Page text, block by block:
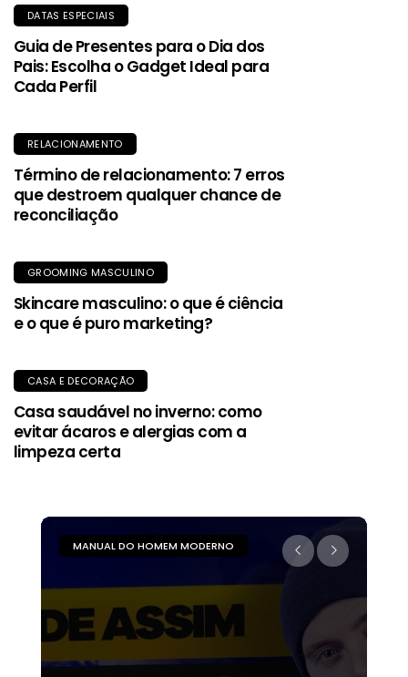
DATAS ESPECIAIS
Guia de Presentes para o Dia dos
Pais: Escolha o Gadget Ideal para
Cada Perfil
RELACIONAMENTO
Término de relacionamento: 7 erros
que destroem qualquer chance de
reconciliação
GROOMING MASCULINO
Skincare masculino: o que é ciência
e o que é puro marketing?
CASA E DECORAÇÃO
Casa saudável no inverno: como
evitar ácaros e alergias com a
limpeza certa
MANUAL DO HOMEM MODERNO